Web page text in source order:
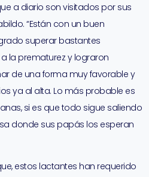
a diario son visitados por sus
“Están con un buen
superar bastantes
la prematurez y lograron
de una forma muy favorable y
ya al alta. Lo más probable es
si es que todo sigue saliendo
donde sus papás los esperan
estos lactantes han requerido